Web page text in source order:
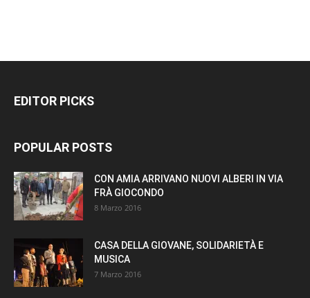
EDITOR PICKS
POPULAR POSTS
CON AMIA ARRIVANO NUOVI ALBERI IN VIA
FRÀ GIOCONDO
8 Marzo 2016
CASA DELLA GIOVANE, SOLIDARIETÀ E
MUSICA
7 Marzo 2016